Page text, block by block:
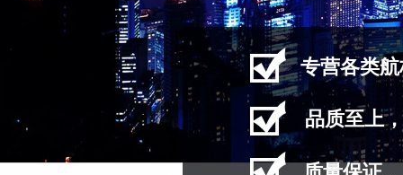
专营各类
品质至上